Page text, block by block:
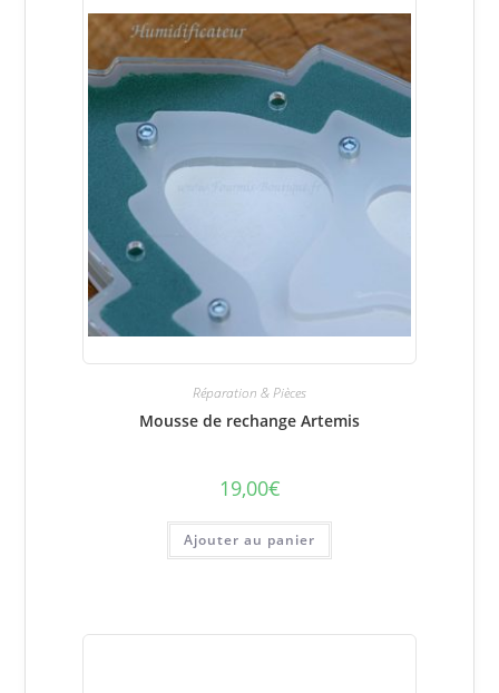
Réparation & Pièces
Mousse de rechange Artemis
19,00€
Ajouter au panier